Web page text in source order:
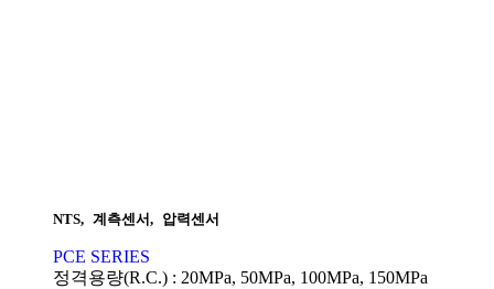
NTS, 계측센서, 압력센서
PCE SERIES
정격용량(R.C.) : 20MPa, 50MPa, 100MPa, 150MPa